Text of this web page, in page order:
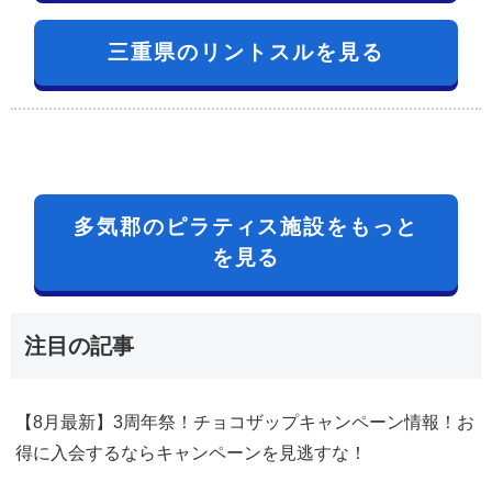
三重県のリントスルを見る
多気郡のピラティス施設をもっと
を見る
注目の記事
【8月最新】3周年祭！チョコザップキャンペーン情報！お
得に入会するならキャンペーンを見逃すな！